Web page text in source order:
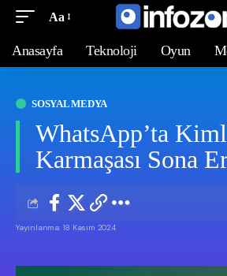
Aa
Anasayfa Teknoloji Oyun
SOSYAL MEDYA
WhatsApp’ta
Karmaşası Sona
Yayınlanma: 18 Kasım 2024